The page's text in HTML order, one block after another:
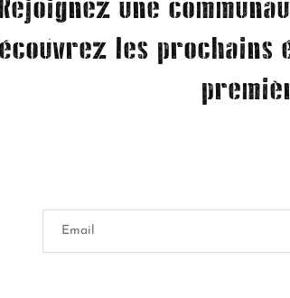
une
les prochains